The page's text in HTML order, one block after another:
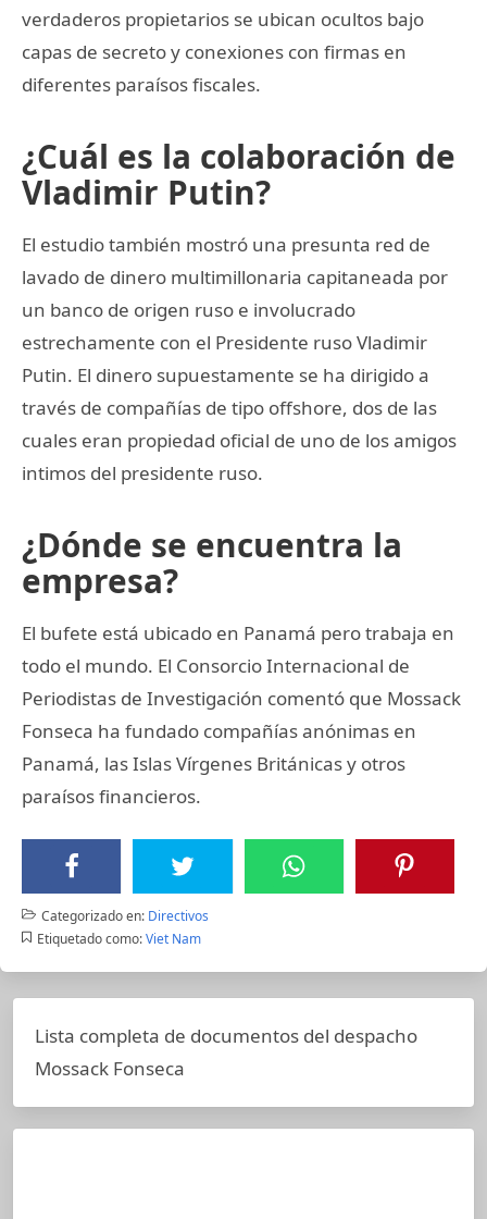
verdaderos propietarios se ubican ocultos bajo
capas de secreto y conexiones con firmas en
diferentes paraísos fiscales.
¿Cuál es la colaboración de
Vladimir Putin?
El estudio también mostró una presunta red de
lavado de dinero multimillonaria capitaneada por
un banco de origen ruso e involucrado
estrechamente con el Presidente ruso Vladimir
Putin. El dinero supuestamente se ha dirigido a
través de compañías de tipo offshore, dos de las
cuales eran propiedad oficial de uno de los amigos
intimos del presidente ruso.
¿Dónde se encuentra la
empresa?
El bufete está ubicado en Panamá pero trabaja en
todo el mundo. El Consorcio Internacional de
Periodistas de Investigación comentó que Mossack
Fonseca ha fundado compañías anónimas en
Panamá, las Islas Vírgenes Británicas y otros
paraísos financieros.
Categorizado en: Directivos
Etiquetado como: Viet Nam
Lista completa de documentos del despacho
Mossack Fonseca